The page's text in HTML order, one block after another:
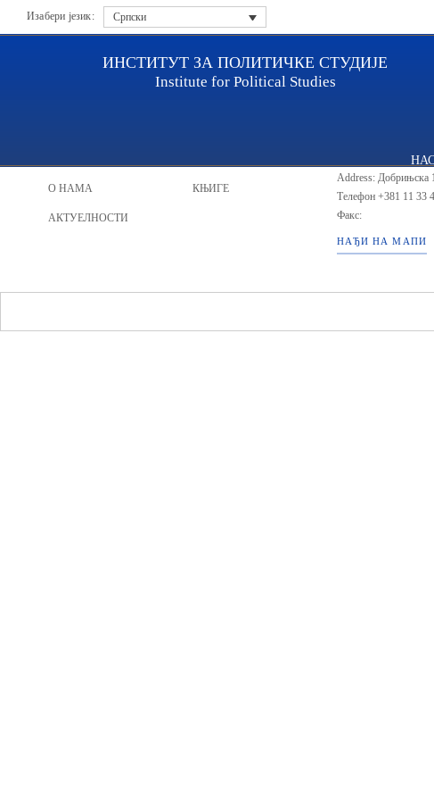
Изабери језик: Српски
ИНСТИТУТ ЗА ПОЛИТИЧКЕ СТУДИЈЕ
Institute for Political Studies
О НАМА
АКТУЕЛНОСТИ
КЊИГЕ
ИПС - Институт
Address: Добрињска
Телефон +381 11 33
Факс:
НАЂИ НА МАПИ